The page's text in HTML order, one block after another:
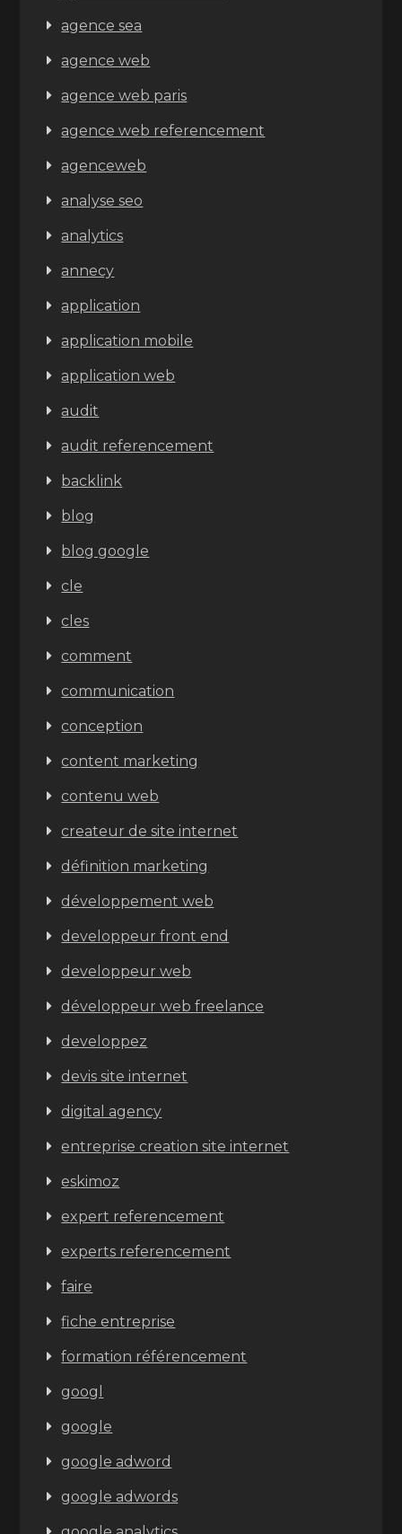
agence sea
agence web
agence web paris
agence web referencement
agenceweb
analyse seo
analytics
annecy
application
application mobile
application web
audit
audit referencement
backlink
blog
blog google
cle
cles
comment
communication
conception
content marketing
contenu web
createur de site internet
définition marketing
développement web
developpeur front end
developpeur web
développeur web freelance
developpez
devis site internet
digital agency
entreprise creation site internet
eskimoz
expert referencement
experts referencement
faire
fiche entreprise
formation référencement
googl
google
google adword
google adwords